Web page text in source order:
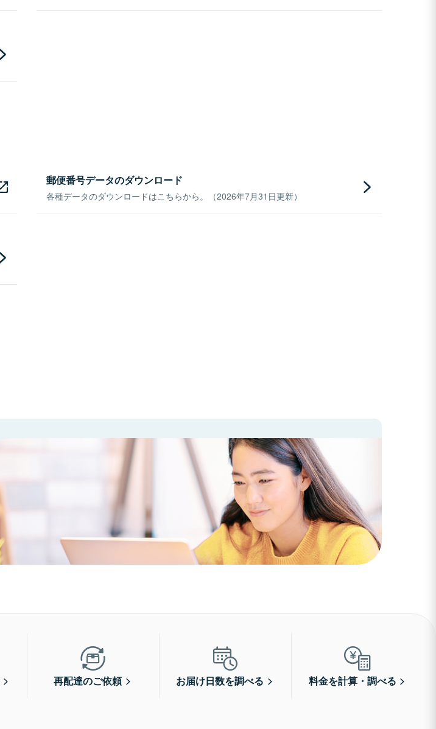
郵便番号データのダウンロード
各種データのダウンロードはこちらから。（2026年7月31日更新）
再配達のご依頼 お届け日数を調べる 料金を計算・調べる